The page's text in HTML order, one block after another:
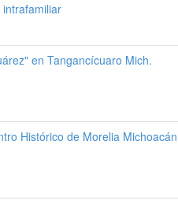
en Tangancícuaro Mich.
Histórico de Morelia Michoacán